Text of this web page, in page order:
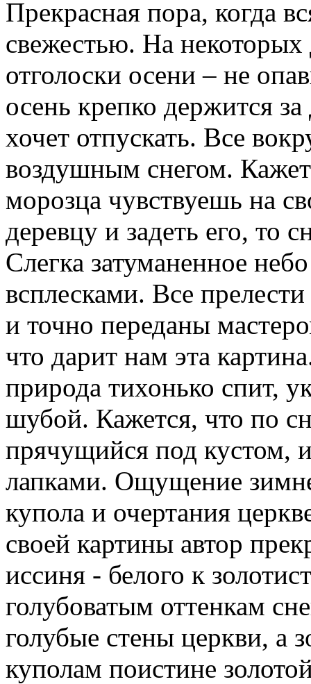
Прекрасная пора, когда
свежестью. На
отголоски осени – не
осень крепко держится
хочет отпускать. Все
воздушным снегом.
морозца чувствуешь на
деревцу и задеть его, то
Слегка затуманенное
всплесками. Все
и точно переданы
что дарит нам эта
природа тихонько спит,
шубой. Кажется, что по
прячущийся под кустом,
лапками. Ощущение
купола и очертания
своей картины автор
иссиня - белого к
голубоватым оттенкам
голубые стены церкви, а
куполам поистине